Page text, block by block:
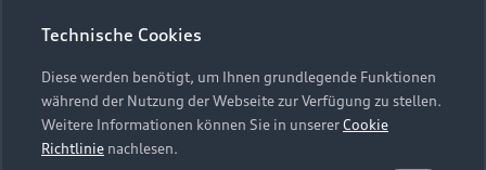
Online-Terminvereinbarung
Servicekontakt
Investor Relations
Presse & Media Center
Datenschutz
Audi erleben
Impressum Rechtliches
Hinweisgebersystem
Datenschutzinformation
Cookie-Einstellungen
Cookie-Richtlinie
Barrierefreiheit
Technische Cookies
Diese werden benötigt, um Ihnen grundlegende Funktionen
während der Nutzung der Webseite zur Verfügung zu stellen.
Weitere Informationen können Sie in unsererCookie
Richtlinie nachlesen.